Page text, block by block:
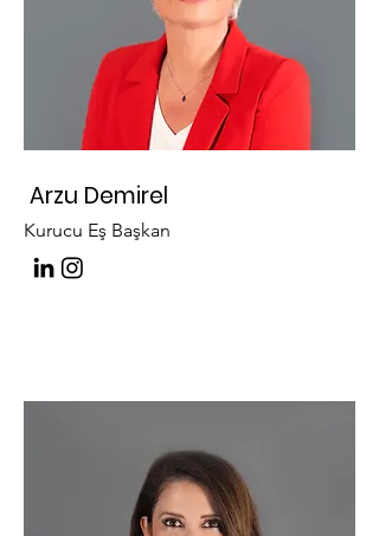
Arzu Demirel
Kurucu Eş Başkan